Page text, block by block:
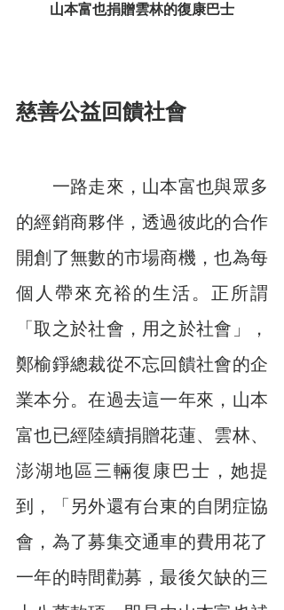
山本富也捐贈雲林的復康巴士
慈善公益回饋社會
一路走來，山本富也與眾多
的經銷商夥伴，透過彼此的合作
開創了無數的市場商機，也為每
個人帶來充裕的生活。正所謂
「取之於社會，用之於社會」，
鄭榆錚總裁從不忘回饋社會的企
業本分。在過去這一年來，山本
富也已經陸續捐贈花蓮、雲林、
澎湖地區三輛復康巴士，她提
到，「另外還有台東的自閉症協
會，為了募集交通車的費用花了
一年的時間勸募，最後欠缺的三